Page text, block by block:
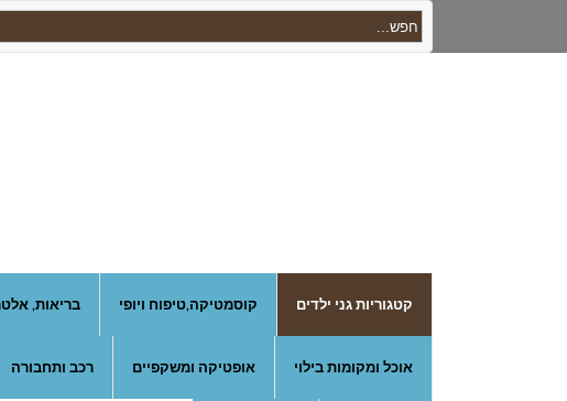
קטגוריות גני ילדים קוסמטיקה,טיפוח ויופי בריאות,
אוכל ומקומות בילוי אופטיקה ומשקפיים רכב ותחבורה